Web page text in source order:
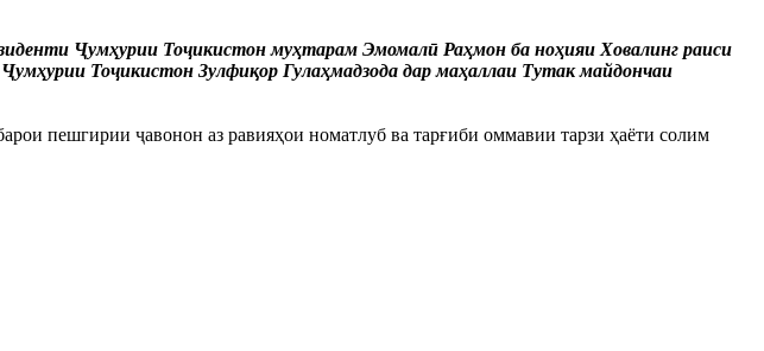
Ҷумҳурии Тоҷикистон муҳтарам Эмомалӣ Раҳмон ба ноҳияи Ховалинг раиси
Тоҷикистон Зулфиқор Гулаҳмадзода дар маҳаллаи Тутак майдончаи
пешгирии ҷавонон аз равияҳои номатлуб ва тарғиби оммавии тарзи ҳаёти солим